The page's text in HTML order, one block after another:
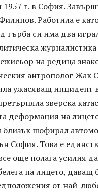
г. в София.
Работила е
гърба си има два
на редица
антрополог Жак
ужасяващ инцидент
зверска
деформация на
шофирал
София. Това е
още полага усилия
на лицето, даващ
от най-